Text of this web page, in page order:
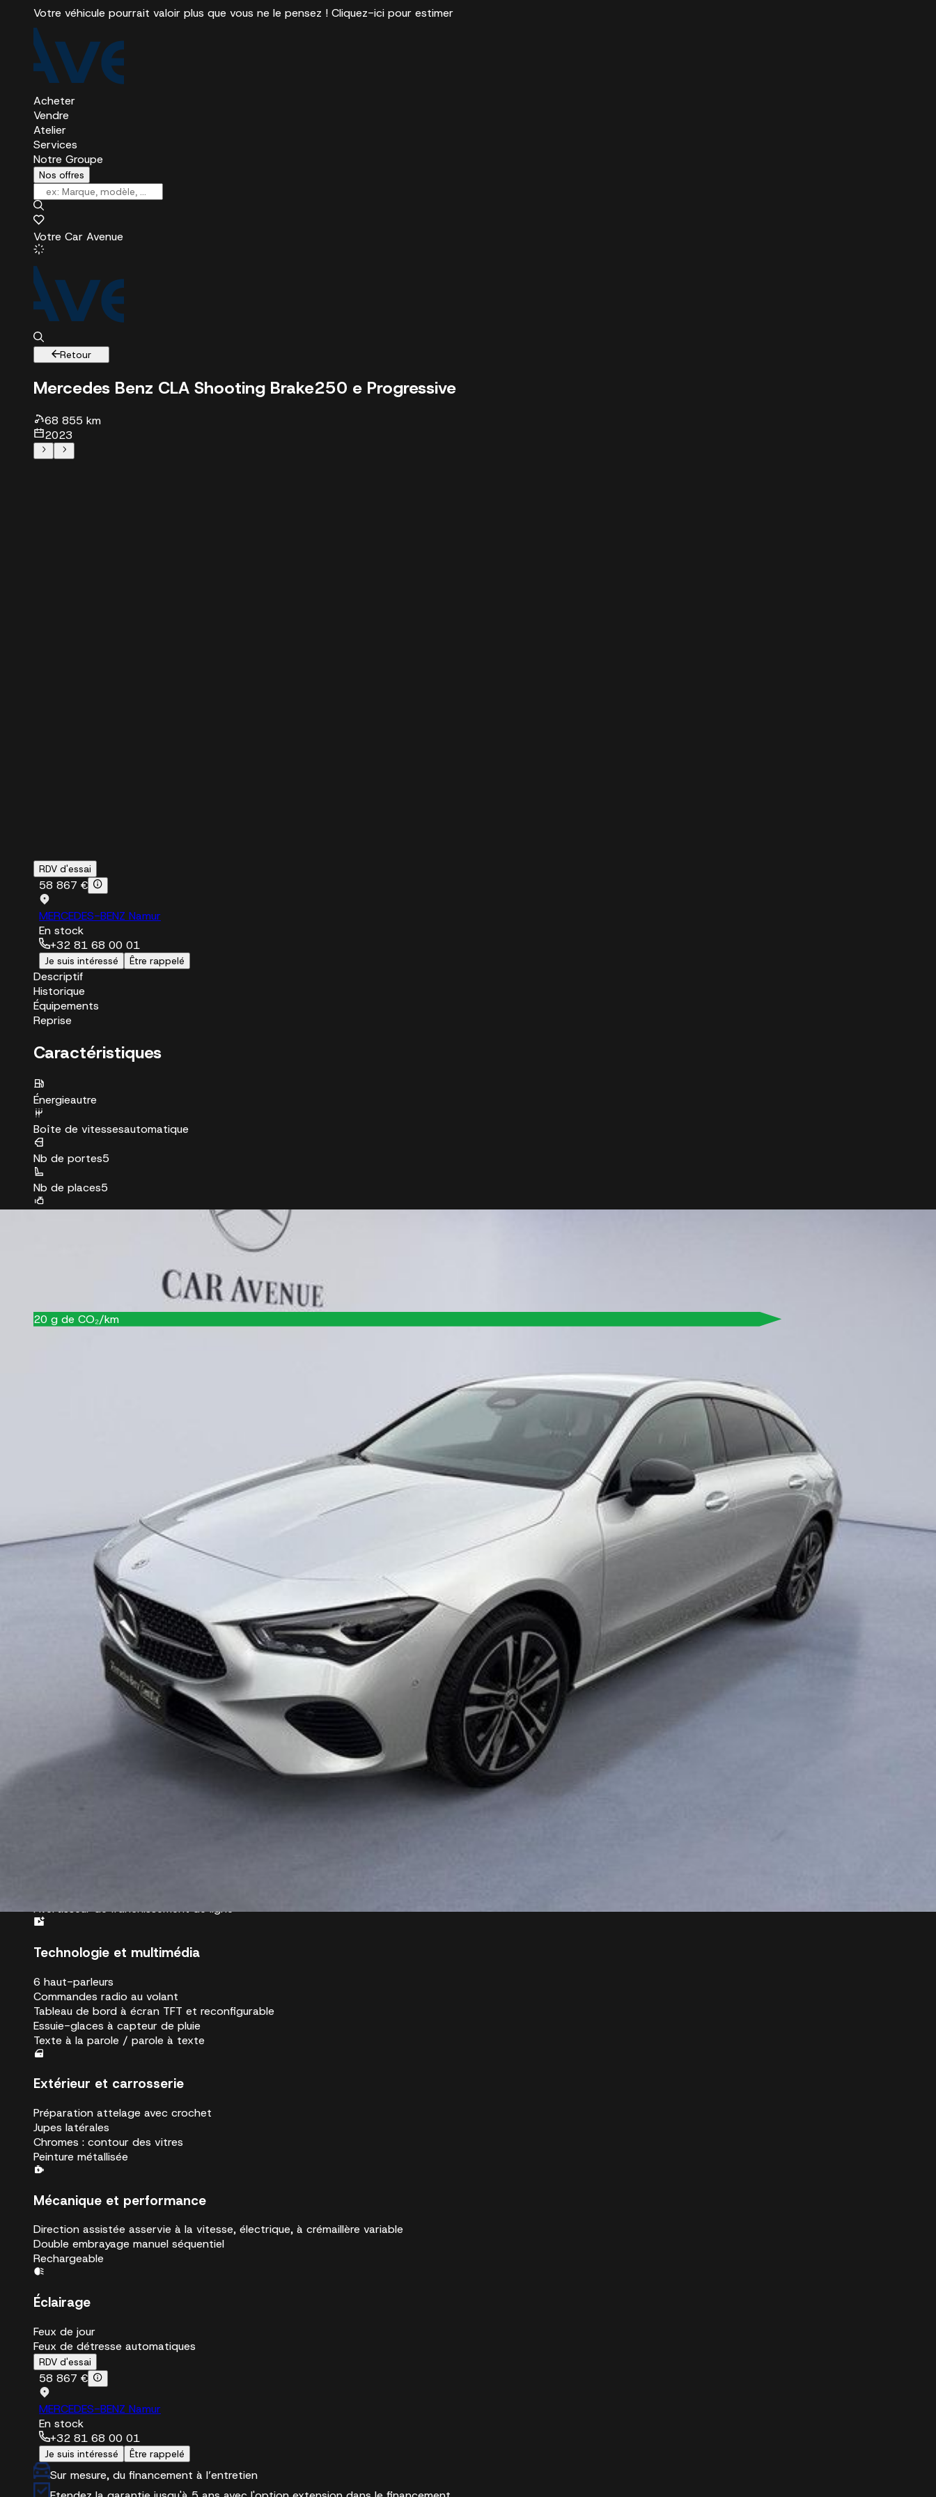
Votre véhicule pourrait valoir plus que vous ne le pensez ! Cliquez-ici pour estimer
Acheter
Vendre
Atelier
Services
Notre Groupe
Nos offres
Votre Car Avenue
Retour
Mercedes Benz CLA Shooting Brake250 e Progressive
68 855 km
2023
RDV d'essai
58 867 €
MERCEDES-BENZ Namur
En stock
+32 81 68 00 01
Je suis intéressé Être rappelé
Descriptif
Historique
Équipements
Reprise
Caractéristiques
Énergieautre
Boîte de vitessesautomatique
Nb de portes5
Nb de places5
20 g de CO₂/km
Consultez le rapport Car-Pass officiel : kilométrage, antécédents et informations clés du véhicule en Belgique.
Équipements
Confort et intérieur
Régulateur de vitesse
Cache-bagages flexible
Accoudoir central avant
Rétroviseurs rabattables
Limiteur de vitesse
Sécurité et assistance à la conduite
Antipatinage
Avertisseur de franchissement de ligne
Technologie et multimédia
6 haut-parleurs
Commandes radio au volant
Tableau de bord à écran TFT et reconfigurable
Essuie-glaces à capteur de pluie
Texte à la parole / parole à texte
Extérieur et carrosserie
Préparation attelage avec crochet
Jupes latérales
Chromes : contour des vitres
Peinture métallisée
Mécanique et performance
Direction assistée asservie à la vitesse, électrique, à crémaillère variable
Double embrayage manuel séquentiel
Rechargeable
Éclairage
Feux de jour
Feux de détresse automatiques
RDV d'essai
58 867 €
MERCEDES-BENZ Namur
En stock
+32 81 68 00 01
Je suis intéressé Être rappelé
Sur mesure, du financement à l’entretien